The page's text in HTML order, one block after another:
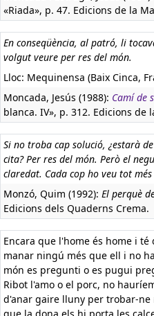
«Riada», p. 47. Edicions de la
En conseqüència, al patró, li
volgut veure per res del món.
Lloc: Mequinensa (Baix Cinca,
Moncada, Jesús (1988): Camí de
blanca. IV», p. 312. Edicions de
Si no troba cap solució, ¿estarà
cita? Per res del món. Però el
claredat. Cada cop ho veu tot més
Monzó, Quim (1992): El perquè
Edicions dels Quaderns Crema.
Encara que l'home és home i
manar ningú més que ell i no
món es pregunti o es pugui
Ribot l'amo o el porc, no
d'anar gaire lluny per trobar-ne